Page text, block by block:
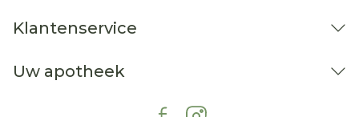
Klantenservice
Uw apotheek